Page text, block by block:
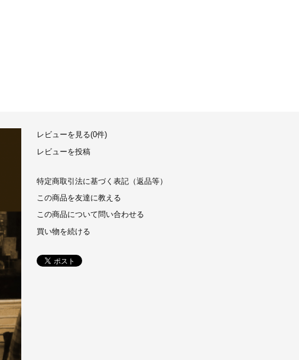
レビューを見る(0件)
レビューを投稿
特定商取引法に基づく表記（返品等）
この商品を友達に教える
この商品について問い合わせる
買い物を続ける